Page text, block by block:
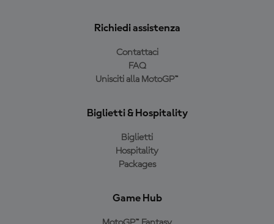
Richiedi assistenza
Contattaci
FAQ
Unisciti alla MotoGP™
Biglietti & Hospitality
Biglietti
Hospitality
Packages
Game Hub